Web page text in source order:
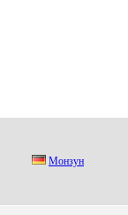
Мoнзун